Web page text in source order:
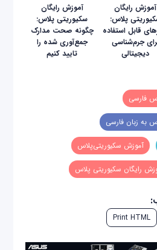
آموزش رایگان
پلاس:
قابل استفاده
جرم‌شناسی
دیجیتالی
آموزش رایگان
سکیوریتی پلاس:
چگونه صحت مدارک
جمع‌آوری شده را
تایید کنیم
فارسی
به زبان فارسی
آموزش سکیوریتی‌پلاس
رایگان سکیوریتی پلاس
Print HTML